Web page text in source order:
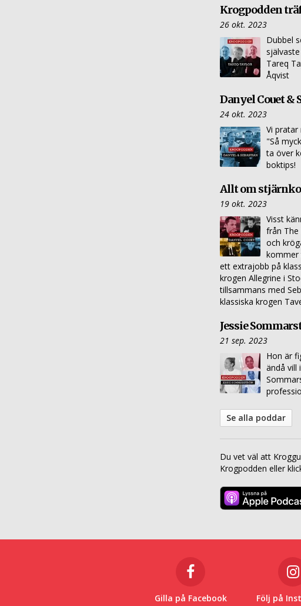
Krogpodden
26 okt. 2023
Dubbel
Tareq
Åqvist
Danyel Couet &
24 okt. 2023
Vi
"Så
ta över
boktips!
Allt om
19 okt. 2023
Visst
från The
och
kommer
ett extrajobb på
krogen Allegrine i
tillsammans med
klassiska krogen
Jessie
21 sep. 2023
Hon är
ändå vill
Se alla poddar
Du vet väl att
Krogpodden eller
Gilla på Facebook Följ på